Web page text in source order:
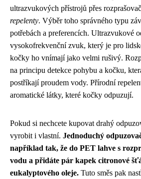
ultrazvukových přístrojů přes
repelenty. Výběr toho správného typu
potřebách a preferencích. Ultrazvukové
vysokofrekvenční zvuk, který je pro
kočky ho vnímají jako velmi rušivý.
na principu detekce pohybu a kočku,
postříkají proudem vody. Přírodní
aromatické látky, které kočky odpuzují.
Pokud si nechcete kupovat drahý
vyrobit i vlastní. Jednoduchý
například tak, že do PET lahve s
vodu a přidáte pár kapek citronové
eukalyptového oleje. Tuto směs pak